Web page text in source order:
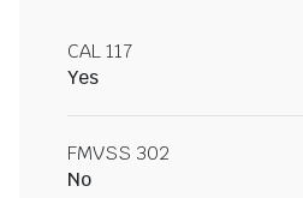
CAL 117
Yes
FMVSS 302
No